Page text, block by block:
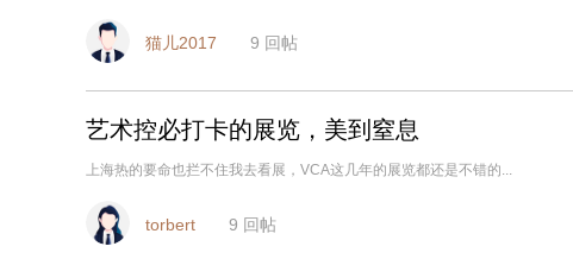
猫儿2017 9 回帖
艺术控必打卡的展览，美到窒息
上海热的要命也拦不住我去看展，VCA这几年的展览都还是不错的...
torbert 9 回帖